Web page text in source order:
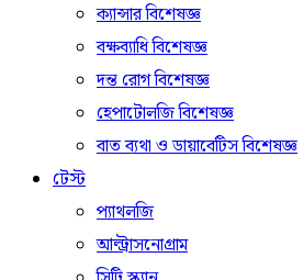
ক্যান্সার বিশেষজ্ঞ
বক্ষব্যাধি বিশেষজ্ঞ
দন্ত রোগ বিশেষজ্ঞ
হেপাটোলজি বিশেষজ্ঞ
বাত ব্যথা ও ডায়াবেটিস বিশেষজ্ঞ
টেস্ট
প্যাথলজি
আল্ট্রাসনোগ্রাম